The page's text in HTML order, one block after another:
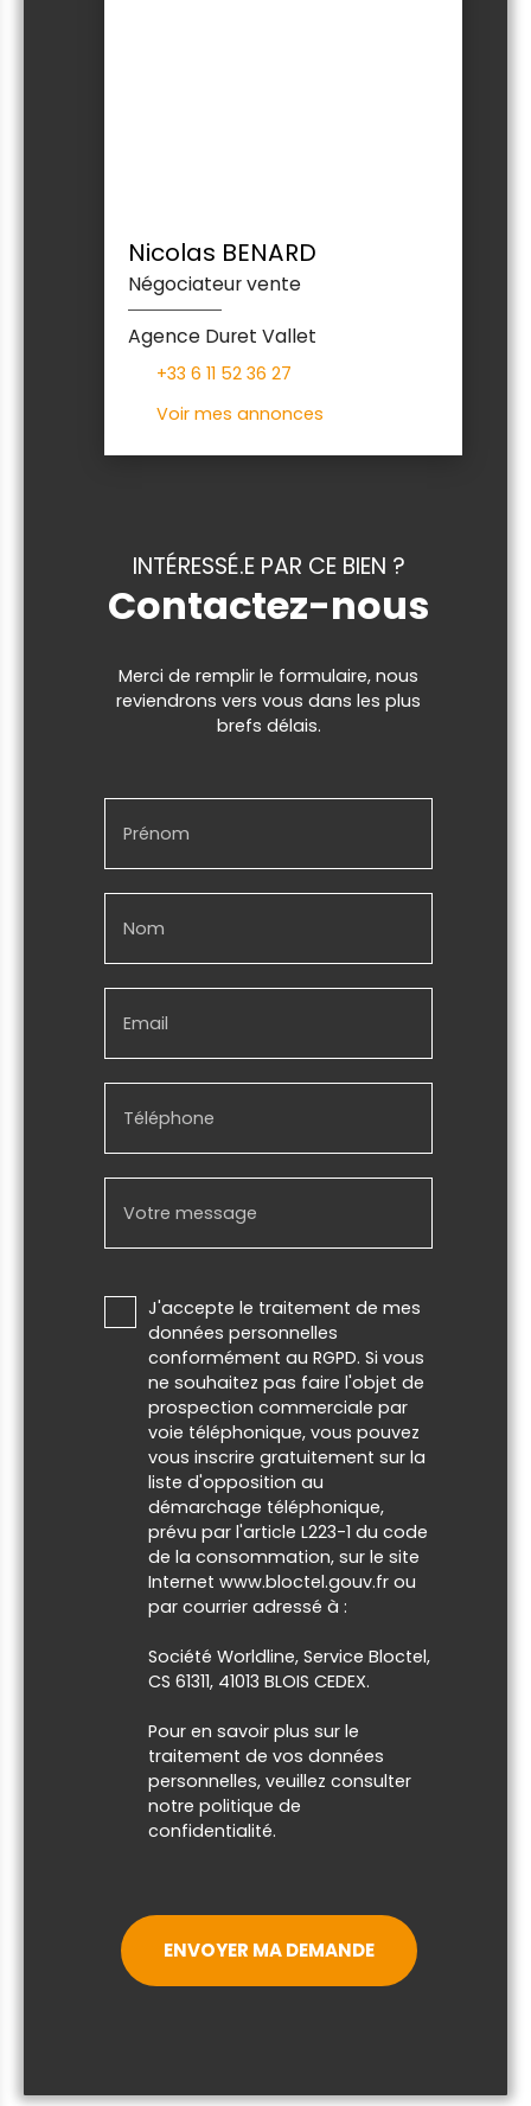
Nicolas BENARD
Négociateur vente
Agence Duret Vallet
+33 6 11 52 36 27
Voir mes annonces
INTÉRESSÉ.E PAR CE BIEN ?
Contactez-nous
Merci de remplir le formulaire, nous
reviendrons vers vous dans les plus
brefs délais.
Prénom
Nom
Email
Téléphone
Votre message
J'accepte le traitement de mes
données personnelles
conformément au RGPD. Si vous
ne souhaitez pas faire l'objet de
prospection commerciale par
voie téléphonique, vous pouvez
vous inscrire gratuitement sur la
liste d'opposition au
démarchage téléphonique,
prévu par l'article L223-1 du code
de la consommation, sur le site
Internet www.bloctel.gouv.fr ou
par courrier adressé à :
Société Worldline, Service Bloctel,
CS 61311, 41013 BLOIS CEDEX.
Pour en savoir plus sur le
traitement de vos données
personnelles, veuillez consulter
notre politique de
confidentialité.
ENVOYER MA DEMANDE